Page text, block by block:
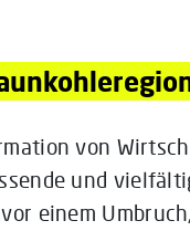
von
und
einem